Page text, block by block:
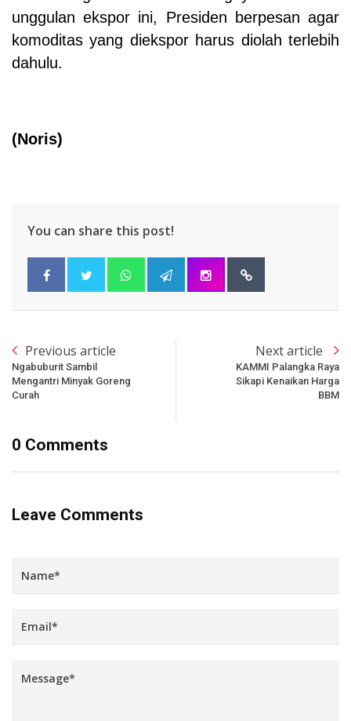
unggulan ekspor ini, Presiden berpesan agar
komoditas yang diekspor harus diolah terlebih
dahulu.
(Noris)
You can share this post!
Previous article
Ngabuburit Sambil
Mengantri Minyak Goreng
Curah
Next article
KAMMI Palangka Raya
Sikapi Kenaikan Harga
BBM
0 Comments
Leave Comments